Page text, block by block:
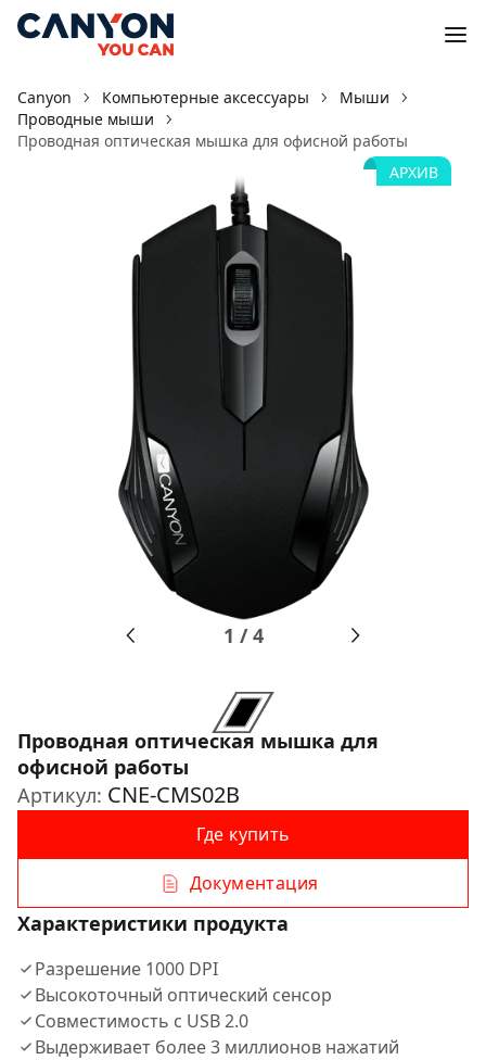
Canyon Компьютерные аксессуары
Мыши
Проводные мыши
Проводная оптическая мышка для офисной работы
АРХИВ
1 /4
Проводная оптическая мышка для
офисной работы
Артикул: CNE-CMS02B
Где купить
Документация
Характеристики продукта
Разрешение 1000 DPI
Высокоточный оптический сенсор
Совместимость с USB 2.0
Выдерживает более 3 миллионов нажатий